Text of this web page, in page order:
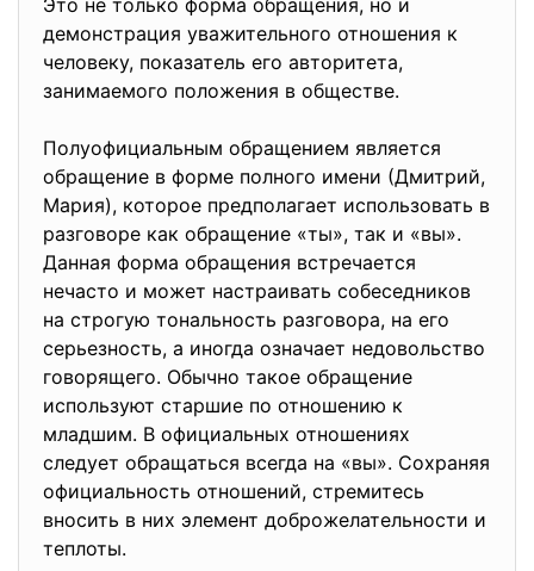
Это не только форма обращения, но и
демонстрация уважительного отношения к
человеку, показатель его авторитета,
занимаемого положения в обществе.
Полуофициальным обращением является
обращение в форме полного имени (Дмитрий,
Мария), которое предполагает использовать в
разговоре как обращение «ты», так и «вы».
Данная форма обращения встречается
нечасто и может настраивать собеседников
на строгую тональность разговора, на его
серьезность, а иногда означает недовольство
говорящего. Обычно такое обращение
используют старшие по отношению к
младшим. В официальных отношениях
следует обращаться всегда на «вы». Сохраняя
официальность отношений, стремитесь
вносить в них элемент доброжелательности и
теплоты.